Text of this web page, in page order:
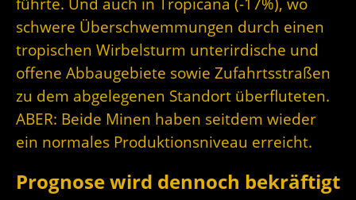
schwere Überschwemmungen durch einen
tropischen Wirbelsturm unterirdische und
offene Abbaugebiete sowie Zufahrtsstraßen
zu dem abgelegenen Standort überfluteten.
ABER: Beide Minen haben seitdem wieder
ein normales Produktionsniveau erreicht.
Prognose wird dennoch bekräftigt